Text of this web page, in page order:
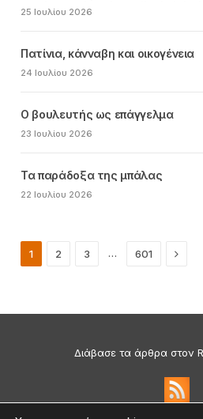
25 Ιουλίου 2026
Πατίνια, κάνναβη και οικογένεια
24 Ιουλίου 2026
Ο βουλευτής ως επάγγελμα
23 Ιουλίου 2026
Τα παράδοξα της μπάλας
22 Ιουλίου 2026
1 2 3 … 601 Next
Διάβασε τα άρθρα στον